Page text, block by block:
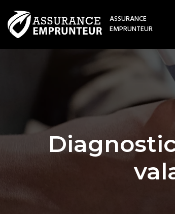
ASSURANCE
EMPRUNTEUR